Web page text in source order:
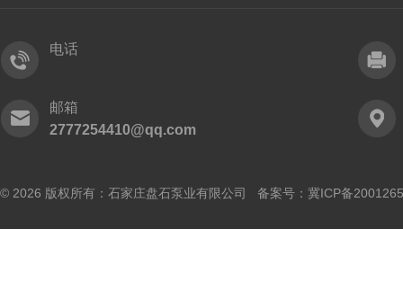
电话
邮箱
2777254410@qq.com
© 2026 版权所有：石家庄盘石泵业有限公司 备案号： 冀ICP备